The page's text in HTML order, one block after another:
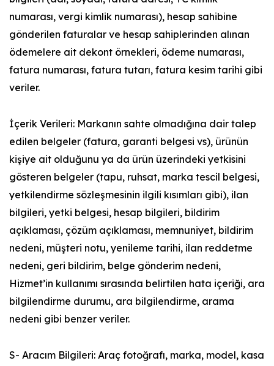
numarası, vergi kimlik numarası), hesap sahibine
gönderilen faturalar ve hesap sahiplerinden alınan
ödemelere ait dekont örnekleri, ödeme numarası,
fatura numarası, fatura tutarı, fatura kesim tarihi gibi
veriler.
İçerik Verileri: Markanın sahte olmadığına dair talep
edilen belgeler (fatura, garanti belgesi vs), ürünün
kişiye ait olduğunu ya da ürün üzerindeki yetkisini
gösteren belgeler (tapu, ruhsat, marka tescil belgesi,
yetkilendirme sözleşmesinin ilgili kısımları gibi), ilan
bilgileri, yetki belgesi, hesap bilgileri, bildirim
açıklaması, çözüm açıklaması, memnuniyet, bildirim
nedeni, müşteri notu, yenileme tarihi, ilan reddetme
nedeni, geri bildirim, belge gönderim nedeni,
Hizmet’in kullanımı sırasında belirtilen hata içeriği, ara
bilgilendirme durumu, ara bilgilendirme, arama
nedeni gibi benzer veriler.
S- Aracım Bilgileri: Araç fotoğrafı, marka, model, kasa